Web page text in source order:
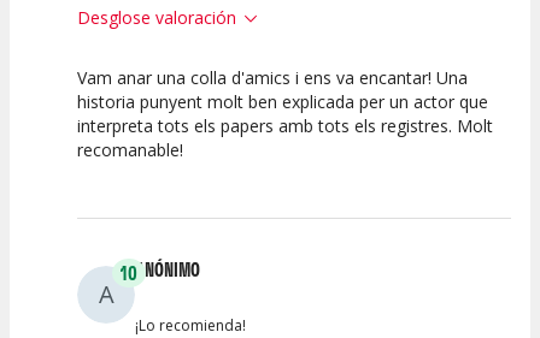
Desglose valoración
10
Calidad del
Espectáculo
10
Puesta en
10
Interpretación
Vam anar una colla d'amics i ens va encantar! Una
historia punyent molt ben explicada per un actor que
interpreta tots els papers amb tots els registres. Molt
recomanable!
A
10ANÓNIMO
¡Lo recomienda!